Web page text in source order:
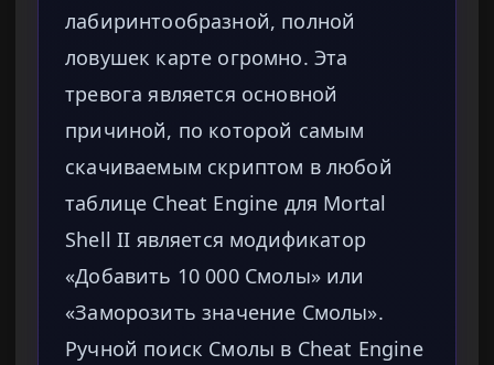
лабиринтообразной, полной
ловушек карте огромно. Эта
тревога является основной
причиной, по которой самым
скачиваемым скриптом в любой
таблице Cheat Engine для Mortal
Shell II является модификатор
«Добавить 10 000 Смолы» или
«Заморозить значение Смолы».
Ручной поиск Смолы в Cheat Engine